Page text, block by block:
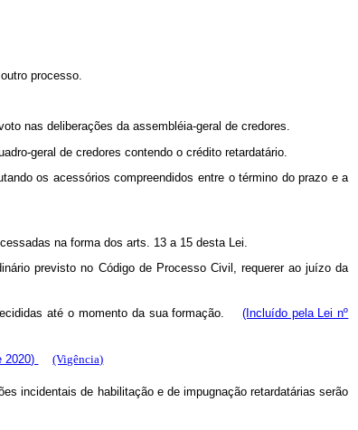
processo.
nas deliberações da assembléia-geral de credores.
geral de credores contendo o crédito retardatário.
os acessórios compreendidos entre o término do prazo e a
na forma dos arts. 13 a 15 desta Lei.
previsto no Código de Processo Civil, requerer ao juízo da
até o momento da sua formação. (Incluído pela Lei nº
2020) (Vigência)
incidentais de habilitação e de impugnação retardatárias serão